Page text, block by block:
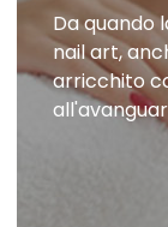
Da quando
nail art,
arricchito